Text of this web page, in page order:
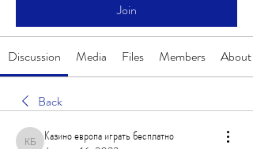
Join
Discussion Media Files Members About
Back
Казино европа играть бесплатно